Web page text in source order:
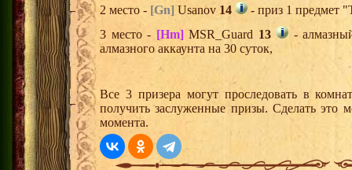
2 место - [Gn] Usanov 14
- приз 1 предмет
3 место - [Hm]MSR_Guard 13
-
алмазного аккаунта на 30 суток,
Все 3 призера могут проследовать в
получить заслуженные призы. Сделать это
момента.